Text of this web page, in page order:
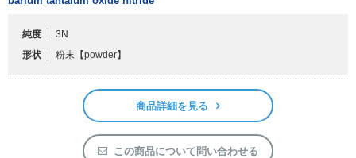
純度
3N
形状
粉末 【powder】
商品詳細を見る
この商品について問い合わせる